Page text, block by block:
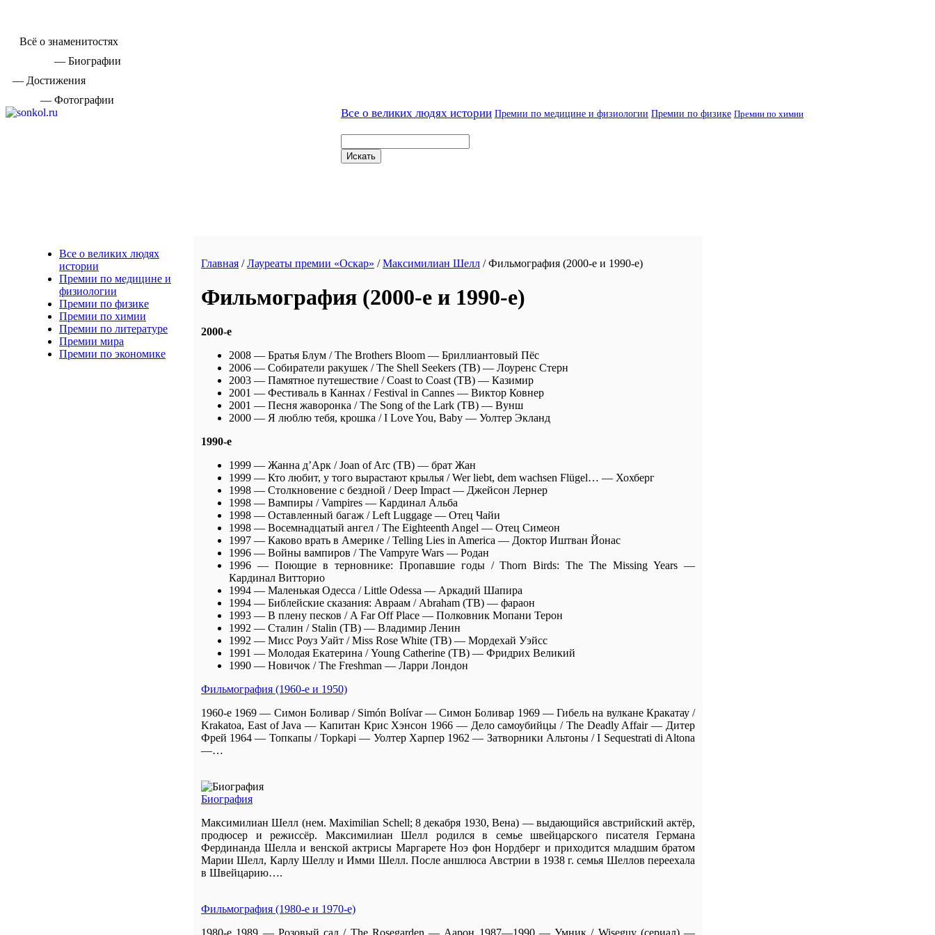
Всё о знаменитостях
— Биографии
— Достижения
— Фотографии
Все о великих людях истории Премии по медицине и физиологии Премии по физике Премии по химии
Все о великих людях
истории
Премии по медицине и
физиологии
Премии по физике
Премии по химии
Премии по литературе
Премии мира
Премии по экономике
Главная /Лауреаты премии «Оскар» /Максимилиан Шелл /Фильмография (2000-е и 1990-е)
Фильмография (2000-е и 1990-е)
2000-е
2008 — Братья Блум / The Brothers Bloom — Бриллиантовый Пёс
2006 — Собиратели ракушек / The Shell Seekers (ТВ) — Лоуренс Стерн
2003 — Памятное путешествие / Coast to Coast (ТВ) — Казимир
2001 — Фестиваль в Каннах / Festival in Cannes — Виктор Ковнер
2001 — Песня жаворонка / The Song of the Lark (ТВ) — Вунш
2000 — Я люблю тебя, крошка / I Love You, Baby — Уолтер Экланд
1990-е
1999 — Жанна д’Арк / Joan of Arc (ТВ) — брат Жан
1999 — Кто любит, у того вырастают крылья / Wer liebt, dem wachsen Flügel… — Хохберг
1998 — Столкновение с бездной / Deep Impact — Джейсон Лернер
1998 — Вампиры / Vampires — Кардинал Альба
1998 — Оставленный багаж / Left Luggage — Отец Чайи
1998 — Восемнадцатый ангел / The Eighteenth Angel — Отец Симеон
1997 — Каково врать в Америке / Telling Lies in America — Доктор Иштван Йонас
1996 — Войны вампиров / The Vampyre Wars — Родан
1996 — Поющие в терновнике: Пропавшие годы / Thorn Birds: The The Missing Years —
Кардинал Витторио
1994 — Маленькая Одесса / Little Odessa — Аркадий Шапира
1994 — Библейские сказания: Авраам / Abraham (ТВ) — фараон
1993 — В плену песков / A Far Off Place — Полковник Мопани Терон
1992 — Сталин / Stalin (ТВ) — Владимир Ленин
1992 — Мисс Роуз Уайт / Miss Rose White (ТВ) — Мордехай Уэйсс
1991 — Молодая Екатерина / Young Catherine (ТВ) — Фридрих Великий
1990 — Новичок / The Freshman — Ларри Лондон
Фильмография (1960-е и 1950)
1960-е 1969 — Симон Боливар / Simón Bolívar — Симон Боливар 1969 — Гибель на вулкане Кракатау /
Krakatoa, East of Java — Капитан Крис Хэнсон 1966 — Дело самоубийцы / The Deadly Affair — Дитер
Фрей 1964 — Топкапы / Topkapi — Уолтер Харпер 1962 — Затворники Альтоны / I Sequestrati di Altona
—…
Биография
Максимилиан Шелл (нем. Maximilian Schell; 8 декабря 1930, Вена) — выдающийся австрийский актёр,
продюсер и режиссёр. Максимилиан Шелл родился в семье швейцарского писателя Германа
Фердинанда Шелла и венской актрисы Маргарете Ноэ фон Нордберг и приходится младшим братом
Марии Шелл, Карлу Шеллу и Имми Шелл. После аншлюса Австрии в 1938 г. семья Шеллов переехала
в Швейцарию….
Фильмография (1980-е и 1970-е)
1980-е 1989 — Розовый сад / The Rosegarden — Аарон 1987—1990 — Умник / Wiseguy (сериал) —